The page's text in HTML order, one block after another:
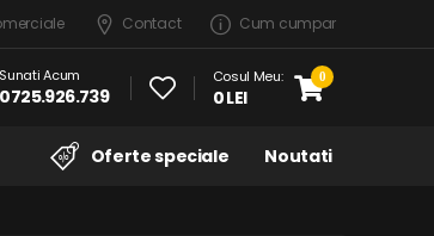
Contact Cum cumpar
Sunati Acum
0725.926.739
Cosul Meu:
0 LEI
0
Oferte speciale Noutati